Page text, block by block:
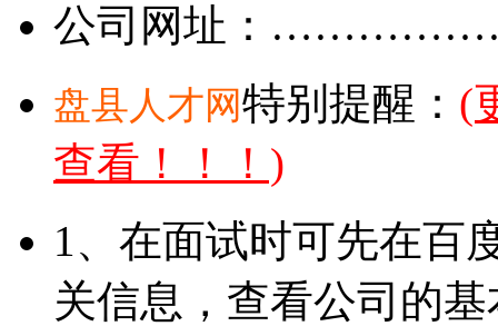
公司网址：
盘县人才网特别提醒： (
查看！！！)
1、在面试时可先在百
关信息，查看公司的